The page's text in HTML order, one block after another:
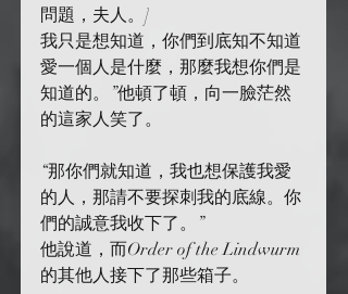
問題，夫人。]
我只是想知道，你們到底知不知道
愛一個人是什麼，那麼我想你們是
知道的。”他頓了頓，向一臉茫然
的這家人笑了。
“那你們就知道，我也想保護我愛
的人，那請不要探刺我的底線。你
們的誠意我收下了。”
他說道，而Order of the Lindwurm
的其他人接下了那些箱子。